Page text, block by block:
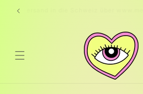
Skip to
content